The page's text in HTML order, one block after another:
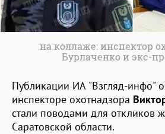
на коллаже: инспектор
Бурлаченко и экс-
Публикации ИА "Взгляд-инфо"
инспекторе охотнадзора
стали поводами для откликов
Саратовской области.